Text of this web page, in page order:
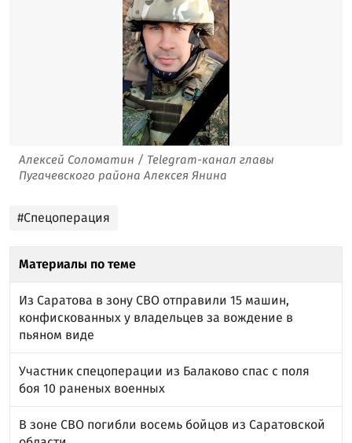
Алексей Соломатин / Telegram-канал главы
Пугачевского района Алексея Янина
#Спецоперация
Материалы по теме
Из Саратова в зону СВО отправили 15 машин,
конфискованных у владельцев за вождение в
пьяном виде
Участник спецоперации из Балаково спас с поля
боя 10 раненых военных
В зоне СВО погибли восемь бойцов из Саратовской